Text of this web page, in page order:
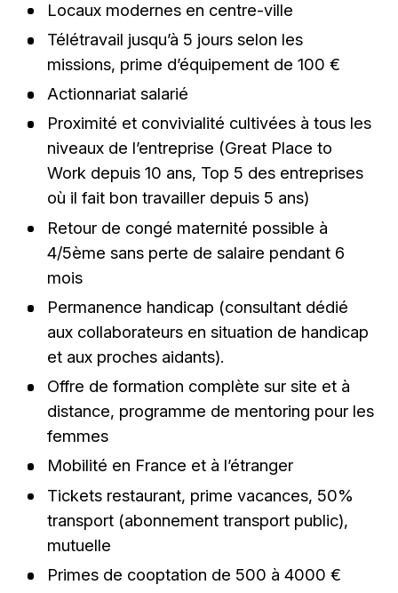
Locaux modernes en centre-ville
Télétravail jusqu’à 5 jours selon les
missions, prime d’équipement de 100 €
Actionnariat salarié
Proximité et convivialité cultivées à tous les
niveaux de l’entreprise (Great Place to
Work depuis 10 ans, Top 5 des entreprises
où il fait bon travailler depuis 5 ans)
Retour de congé maternité possible à
4/5ème sans perte de salaire pendant 6
mois
Permanence handicap (consultant dédié
aux collaborateurs en situation de handicap
et aux proches aidants).
Offre de formation complète sur site et à
distance, programme de mentoring pour les
femmes
Mobilité en France et à l’étranger
Tickets restaurant, prime vacances, 50%
transport (abonnement transport public),
mutuelle
Primes de cooptation de 500 à 4000 €